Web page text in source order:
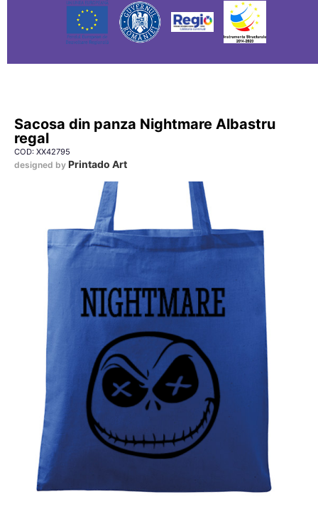
Sacosa din panza Nightmare Albastru
regal
COD: XX42795
designed by Printado Art